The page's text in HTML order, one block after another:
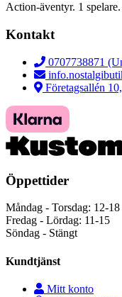
Action-äventyr. 1 spelare.
Kontakt
0707738871
Företagsallén
Öppettider
Måndag - Torsdag: 12-18
Fredag - Lördag: 11-15
Söndag - Stängt
Kundtjänst
Mitt konto